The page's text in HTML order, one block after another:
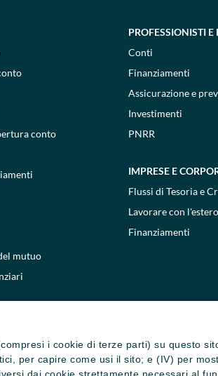
i cookie di terze parti) su questo
per capire come usi il sito; e (IV) per
conto
mutuo
PROFESSIONISTI E
Conti
Finanziamenti
Assicurazione e
Investimenti
PNRR
IMPRESE E
Flussi di Tesoria e
Lavorare con l'estero
Finanziamenti